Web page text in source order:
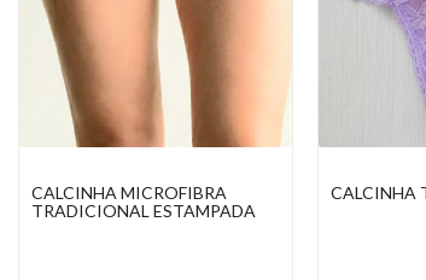
CALCINHA TANGA EM RENDA
CALÇINHA